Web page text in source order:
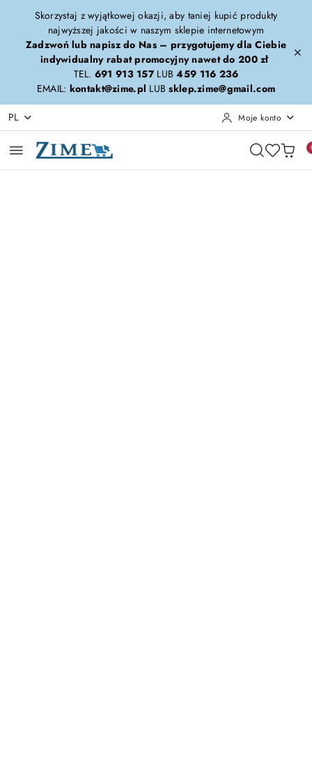
Przejdź do treści głównej
Przejdź do wyszukiwarki
Przejdź do moje konto
Przejdź do menu głównego
Przejdź do opisu produktu
Przejdź do stopki
Skorzystaj z wyjątkowej okazji, aby taniej kupić produkty
najwyższej jakości w naszym sklepie internetowym
Zadzwoń lub napisz do Nas – przygotujemy dla Ciebie
indywidualny rabat promocyjny nawet do 200 zł
TEL. 691 913 157LUB459 116 236
EMAIL: kontakt@zime.pl LUBsklep.zime@gmail.com
PL Moje konto